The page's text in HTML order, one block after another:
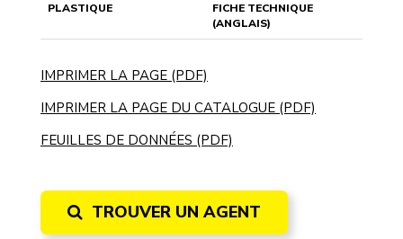
PLASTIQUE
FICHE TECHNIQUE
(ANGLAIS)
IMPRIMER LA PAGE (PDF)
IMPRIMER LA PAGE DU CATALOGUE (PDF)
FEUILLES DE DONNÉES (PDF)
TROUVER UN AGENT